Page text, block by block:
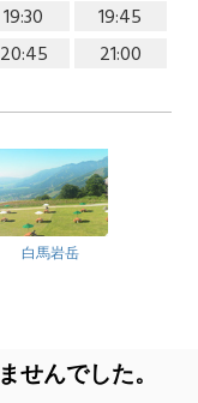
19:30
19:45
20:45 21:00
白馬岩岳